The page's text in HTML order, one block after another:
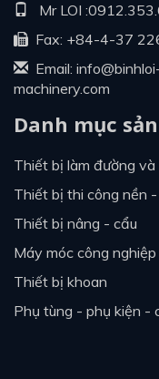
Mr LOI :
Fax: +84-4-37
Email:
machinery.com
Danh mục
thiết bị làm đường
thiết bị thi công nền
thiết bị nâng - cẩu
máy móc công
thiết bị khoan
phụ tùng - phụ kiện -